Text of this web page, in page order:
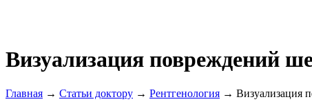
Визуализация повреждений
Главная → Статьи доктору → Рентгенология → Визуализация